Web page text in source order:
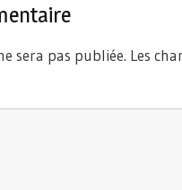
sera pas publiée. Les